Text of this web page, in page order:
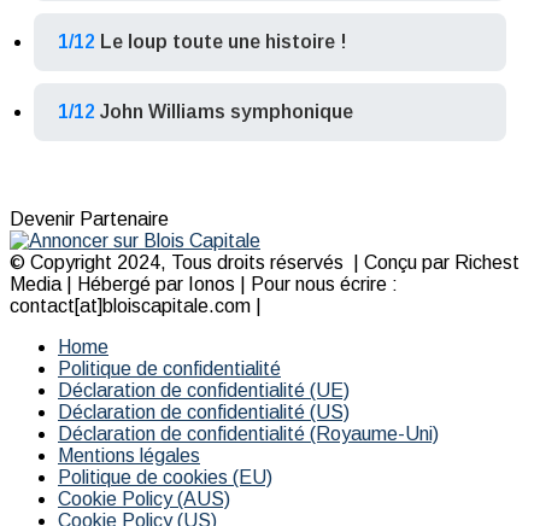
1/12 Le loup toute une histoire !
1/12 John Williams symphonique
Devenir Partenaire
© Copyright 2024, Tous droits réservés | Conçu par Richest
Media | Hébergé par Ionos | Pour nous écrire :
contact[at]bloiscapitale.com |
Home
Politique de confidentialité
Déclaration de confidentialité (UE)
Déclaration de confidentialité (US)
Déclaration de confidentialité (Royaume-Uni)
Mentions légales
Politique de cookies (EU)
Cookie Policy (AUS)
Cookie Policy (US)